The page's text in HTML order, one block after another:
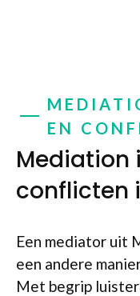
EN
Mediation
conflicten
Een mediator uit
een andere
Met begrip